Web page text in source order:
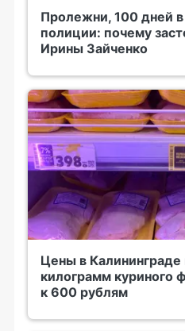
Пролежни, 100 дней
полиции: почему
Ирины Зайченко
Цены в Калининграде
килограмм куриного
к 600 рублям